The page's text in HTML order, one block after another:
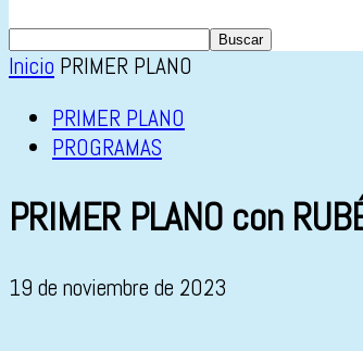
Inicio PRIMER PLANO
PRIMER PLANO
PROGRAMAS
PRIMER PLANO con
19 de noviembre de 2023